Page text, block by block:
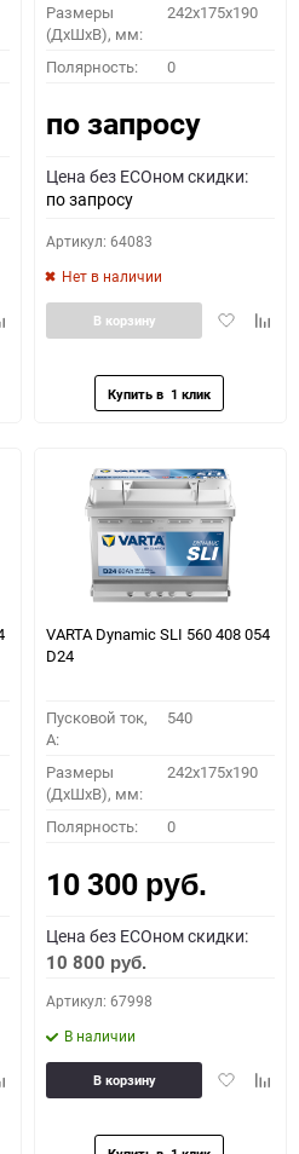
Размеры
(ДхШхВ), мм:
242x175x190
Полярность: 0
по запросу
Цена без ECOном скидки:
по запросу
Артикул: 64083
Нет в наличии
Добавить
В корзину
VARTA Dynamic SLI 560 408 054
D24
Пусковой ток,
A:
540
Размеры
(ДхШхВ), мм:
242x175x190
Полярность: 0
10 300 руб.
Цена без ECOном скидки:
10 800 руб.
Артикул: 67998
В наличии
Добавить
В корзину